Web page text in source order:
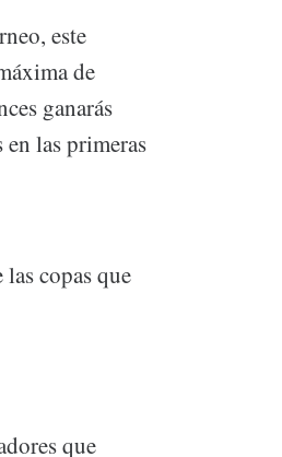
este
de
ganarás
las primeras
copas que
que